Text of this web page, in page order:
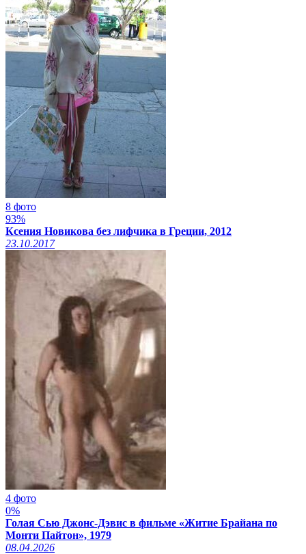
8 фото
93%
Ксения Новикова без лифчика в Греции, 2012
23.10.2017
4 фото
0%
Голая Сью Джонс-Дэвис в фильме «Житие Брайана по
Монти Пайтон», 1979
08.04.2026